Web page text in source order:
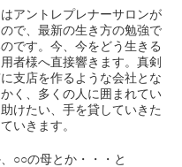
アントレプレナーサロンが
で、最新の生き方の勉強で
です。今、今をどう生きる
者様へ直接響きます。真剣
支店を作るような会社とな
く、多くの人に囲まれてい
けたい、手を貸していきた
いきます。
○○の母とか・・・と